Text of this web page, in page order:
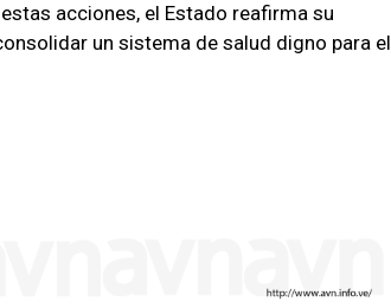
acciones, el Estado reafirma su
un sistema de salud digno para el